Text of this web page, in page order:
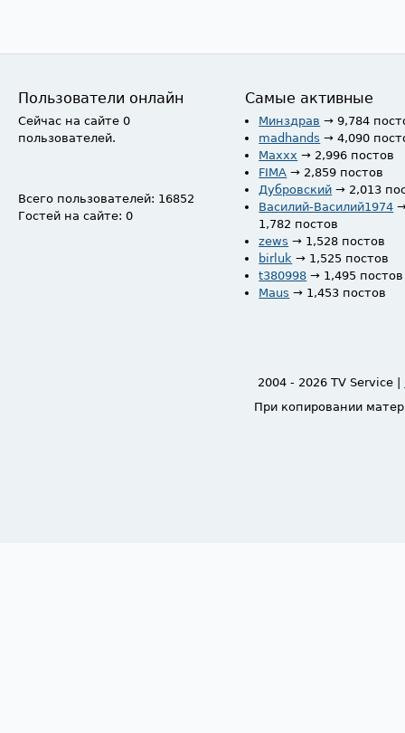
Пользователи онлайн
Сейчас на сайте 0
пользователей.
Всего пользователей: 16852
Гостей на сайте: 0
Самые активные
Минздрав → 9,784
madhands → 4,090
Maxxx → 2,996 постов
FIMA → 2,859 постов
Дубровский → 2,013
Василий-Василий1974
1,782 постов
zews → 1,528 постов
birluk → 1,525 постов
t380998 → 1,495 постов
Maus → 1,453 постов
2004 - 2026 TV Service |
При копировании